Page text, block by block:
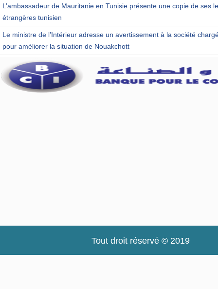
L’ambassadeur de Mauritanie en Tunisie présente une copie de ses
étrangères tunisien
Le ministre de l’Intérieur adresse un avertissement à la société
pour améliorer la situation de Nouakchott
Tout droit réservé © 2019